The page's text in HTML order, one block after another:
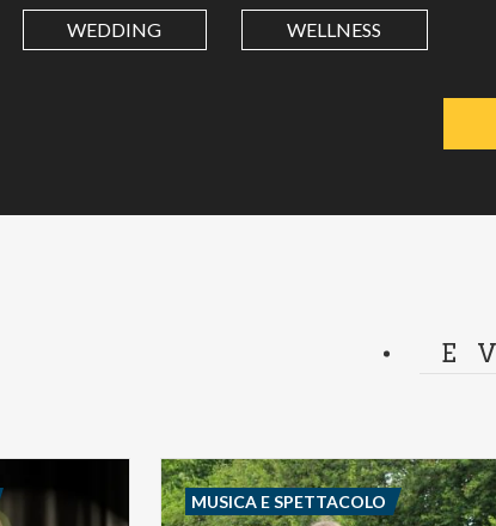
dot
WEDDING WELLNESS
MUSICA E SPETTACOLO